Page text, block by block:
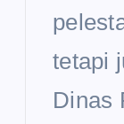
tetapi
Dinas